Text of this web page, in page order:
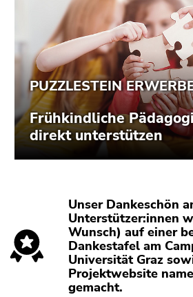
Unser Dankeschön
Unterstützer:innen
Wunsch) auf einer
Dankestafel am
Universität Graz
Projektwebsite
gemacht.